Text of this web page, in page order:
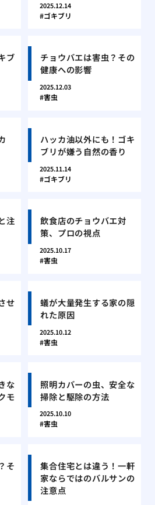
2025.12.14
ゴキブリ
ブ
チョウバエは害虫？その
健康への影響
2025.12.03
害虫
ハッカ油以外にも！ゴキ
ブリが嫌う自然の香り
2025.11.14
ゴキブリ
注
飲食店のチョウバエ対
策、プロの視点
2025.10.17
害虫
せ
蟻が大量発生する家の隠
れた原因
2025.10.12
害虫
な
モ
照明カバーの虫、安全な
掃除と駆除の方法
2025.10.10
害虫
そ
集合住宅とは違う！一軒
家ならではのバルサンの
注意点